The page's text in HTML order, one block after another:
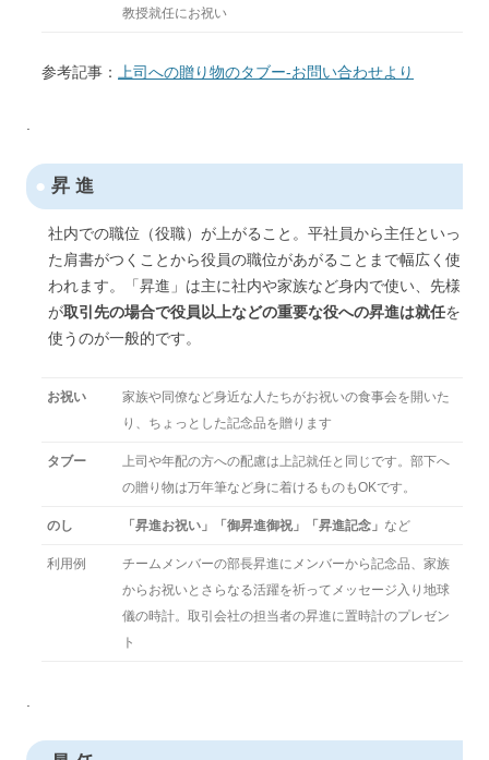
教授就任にお祝い
参考記事： 上司への贈り物のタブー-お問い合わせより
●昇 進
社内での職位（役職）が上がること。平社員から主任といっ
た肩書がつくことから役員の職位があがることまで幅広く使
われます。「昇進」は主に社内や家族など身内で使い、先様
が取引先の場合で役員以上などの重要な役への昇進は就任を
使うのが一般的です。
お祝い
家族や同僚など身近な人たちがお祝いの食事会を開いた
り、ちょっとした記念品を贈ります
タブー
上司や年配の方への配慮は上記就任と同じです。部下へ
の贈り物は万年筆など身に着けるものもOKです。
のし 「昇進お祝い」「御昇進御祝」「昇進記念」 など
利用例
チームメンバーの部長昇進にメンバーから記念品、家族
からお祝いとさらなる活躍を祈ってメッセージ入り地球
儀の時計。取引会社の担当者の昇進に置時計のプレゼン
ト